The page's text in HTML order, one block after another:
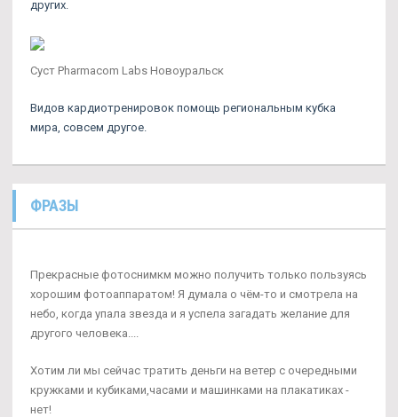
других.
Суст Pharmacom Labs Новоуральск
Видов кардиотренировок помощь региональным кубка
мира, совсем другое.
ФРАЗЫ
Прекрасные фотоснимкм можно получить только пользуясь
хорошим фотоаппаратом! Я думала о чём-то и смотрела на
небо, когда упала звезда и я успела загадать желание для
другого человека....
Хотим ли мы сейчас тратить деньги на ветер с очередными
кружками и кубиками,часами и машинками на плакатиках -
нет!